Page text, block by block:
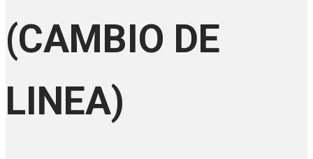
(CAMBIO DE
LINEA)